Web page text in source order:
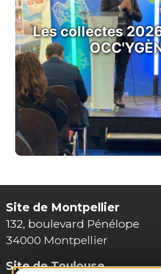
Les collectes
Site de Montpellier
132, boulevard Pénélope
34000 Montpellier
Site de Toulouse